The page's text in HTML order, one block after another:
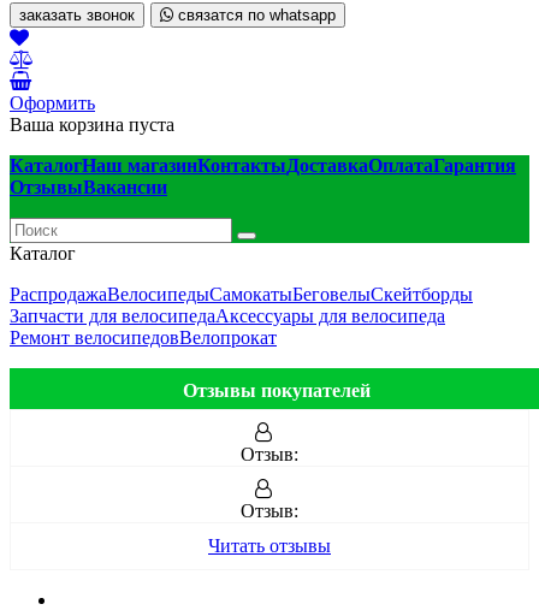
заказать звонок связатся по whatsapp
Оформить
Ваша корзина пуста
КаталогНаш магазинКонтактыДоставкаОплатаГарантия
ОтзывыВакансии
Каталог
РаспродажаВелосипедыСамокатыБеговелыСкейтборды
Запчасти для велосипедаАксессуары для велосипеда
Ремонт велосипедовВелопрокат
Отзывы покупателей
Отзыв:
Отзыв:
Читать отзывы